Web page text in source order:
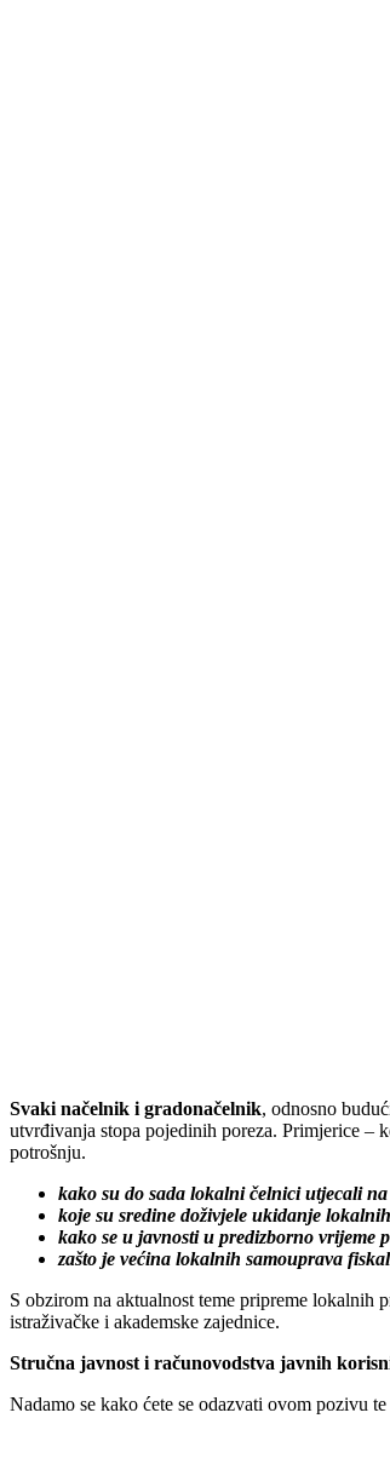
Svaki načelnik i gradonačelnik, odnosno
utvrđivanja stopa pojedinih poreza. Primjerice –
potrošnju.
kako su do sada lokalni čelnici utjecali
koje su sredine doživjele ukidanje
kako se u javnosti u predizborno
zašto je većina lokalnih samouprava
S obzirom na aktualnost teme pripreme lokalnih
istraživačke i akademske zajednice.
Stručna javnost i računovodstva javnih
Nadamo se kako ćete se odazvati ovom pozivu